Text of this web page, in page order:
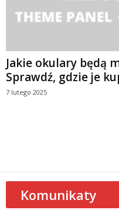
Jakie okulary będą
Sprawdź, gdzie je
7 lutego 2025
Komunikaty